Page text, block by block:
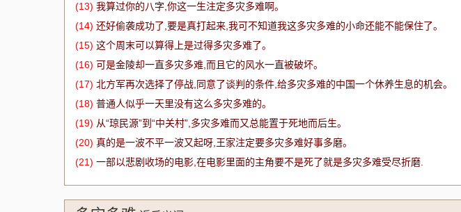
(13) 我算过你的八字,你这一生注定多灾多难啊。
(14) 还好偷袭成功了,要是真打起来,我可不知道我这多灾多难的小命还能不能保住了。
(15) 这个周末可以算得上是过得多灾多难了。
(16) 可是金陵却一直多灾多难,而且它的风水一直被破坏。
(17) 北方军再次选择了停战,同意了谈判的条件,给多灾多难的中国一个休养生息的机会。
(18) 普通人似乎一天里没有这么多灾多难的。
(19) 从“琼民源”到“中关村”,多灾多难而又总能置于死地而后生。
(20) 真的是一波不平一波又起呀,王家注定要多灾多难好事多磨。
(21) 一部以悲剧收场的电影,在电影里面的主角要不是死了就是多灾多难受尽折磨.